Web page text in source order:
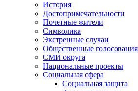
История
Достопримечательности
Почетные жители
Символика
Экстренные случаи
Общественные голосования
СМИ округа
Национальные проекты
Социальная сфера
Социальная защита